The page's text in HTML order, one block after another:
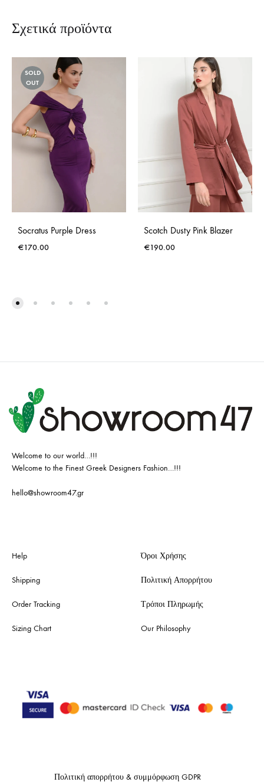
Σχετικά προϊόντα
SOLD
OUT
Socratus Purple Dress
€170.00
Scotch Dusty Pink Blazer
€190.00
Welcome to our world…!!!
Welcome to the Finest Greek Designers Fashion…!!!
hello@showroom47.gr
Help
Shipping
Order Tracking
Sizing Chart
Όροι Χρήσης
Πολιτική Απορρήτου
Τρόποι Πληρωμής
Our Philosophy
Πολιτική απορρήτου & συμμόρφωση GDPR